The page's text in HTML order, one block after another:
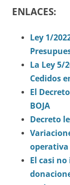
ENLACES:
Ley 1/
La Ley 5/
Cedidos
El
BOJA
Decreto
El casi